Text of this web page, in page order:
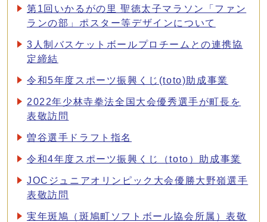
第1回いかるがの里 聖徳太子マラソン「ファン
ランの部」ポスター等デザインについて
3人制バスケットボールプロチームとの連携協
定締結
令和5年度スポーツ振興くじ(toto)助成事業
2022年少林寺拳法全国大会優秀選手が町長を
表敬訪問
曽谷選手ドラフト指名
令和4年度スポーツ振興くじ（toto）助成事業
JOCジュニアオリンピック大会優勝大野嶺選手
表敬訪問
実年斑鳩（斑鳩町ソフトボール協会所属）表敬